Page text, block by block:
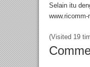
Selain itu
(Visited 19